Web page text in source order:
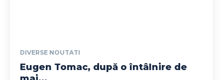
DIVERSE NOUTATI
Eugen Tomac, după o întâlnire de